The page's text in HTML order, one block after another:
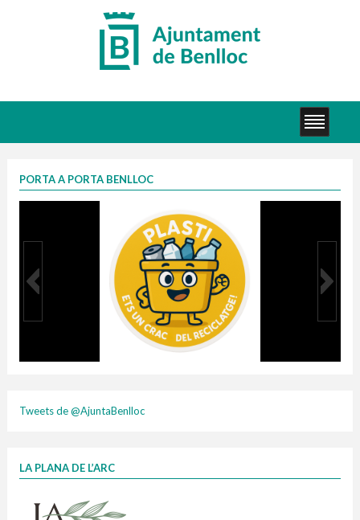
PORTA A PORTA BENLLOC
Tweets de @AjuntaBenlloc
LA PLANA DE L’ARC